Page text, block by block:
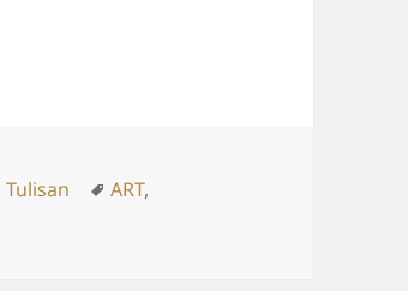
Tulisan Tags
ART,